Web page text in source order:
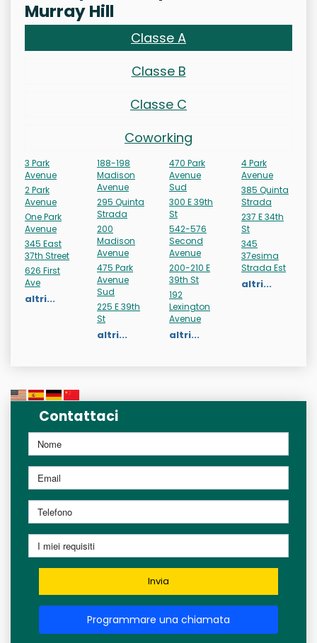
Murray Hill
Classe A
Classe B
Classe C
Coworking
3 Park
Avenue
2 Park
Avenue
One Park
Avenue
345 East
37th Street
626 First
Ave
altri...
188-198
Madison
Avenue
295 Quinta
Strada
200
Madison
Avenue
475 Park
Avenue
Sud
225 E 39th
St
altri...
470 Park
Avenue
Sud
300 E 39th
St
542-576
Second
Avenue
200-210 E
39th St
192
Lexington
Avenue
altri...
4 Park
Avenue
385 Quinta
Strada
237 E 34th
St
345
37esima
Strada Est
altri...
Contattaci
Invia
Programmare una chiamata